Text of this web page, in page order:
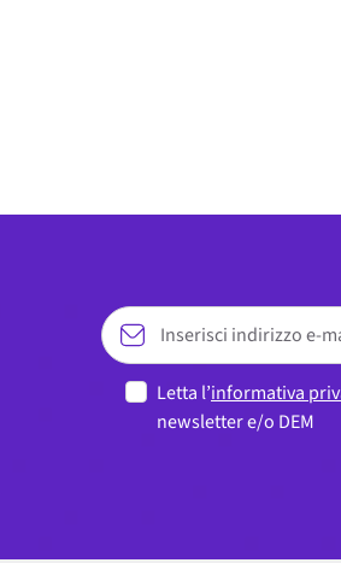
Letta l’informativa
newsletter e/o DEM